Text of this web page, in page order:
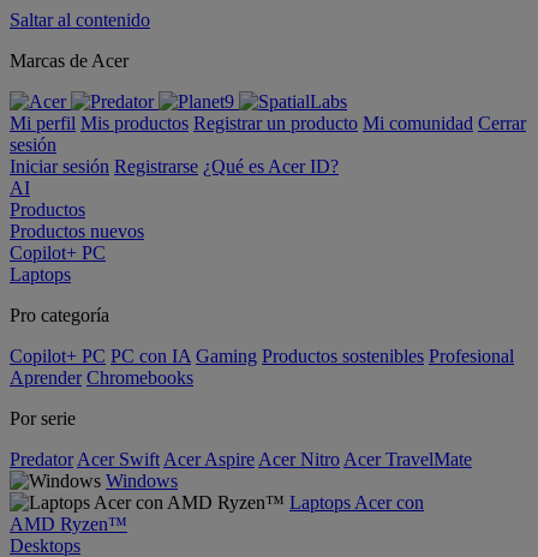
Saltar al contenido
Marcas de Acer
Mi perfil Mis productos Registrar un producto Mi comunidad Cerrar
sesión
Iniciar sesión Registrarse ¿Qué es Acer ID?
AI
Productos
Productos nuevos
Copilot+ PC
Laptops
Pro categoría
Copilot+ PC PC con IA Gaming Productos sostenibles Profesional
Aprender Chromebooks
Por serie
Predator Acer Swift Acer Aspire Acer Nitro Acer TravelMate
Windows
Laptops Acer con
AMD Ryzen™
Desktops